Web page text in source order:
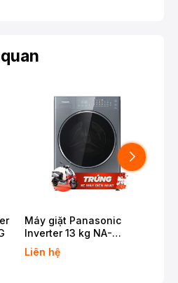
Máy giặt Panasonic
Inverter 13 kg NA-
26CVX1AVT
Liên hệ